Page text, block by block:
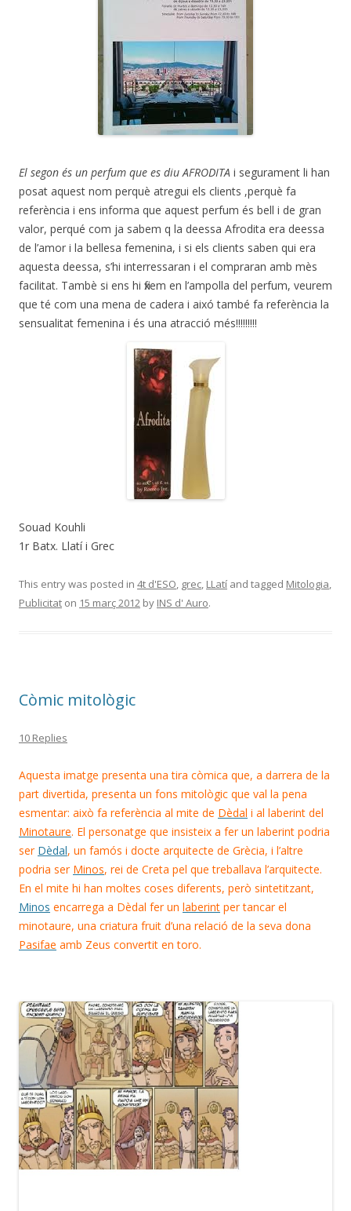
El segon és un perfum que es diuAFRODITA i segurament li han
posat aquest nom perquè atregui els clients ,perquè fa
referència i ens informa que aquest perfum és bell i de gran
valor, perqué com ja sabem q la deessa Afrodita era deessa
de l’amor i la bellesa femenina, i si els clients saben qui era
aquesta deessa, s’hi interressaran i el compraran amb mès
facilitat. Tambè si ens hi fixem en l’ampolla del perfum, veurem
que té com una mena de cadera i aixó també fa referència la
sensualitat femenina i és una atracció més!!!!!!!!!
Souad Kouhli
1r Batx. Llatí i Grec
This entry was posted in 4t d'ESO, grec, LLatí and tagged Mitologia,
Publicitat on 15 març 2012 by INS d' Auro.
Còmic mitològic
10 Replies
Aquesta imatge presenta una tira còmica que, a darrera de la
part divertida, presenta un fons mitològic que val la pena
esmentar: això fa referència al mite de Dèdal i al laberint del
Minotaure. El personatge que insisteix a fer un laberint podria
ser Dèdal, un famós i docte arquitecte de Grècia, i l’altre
podria ser Minos, rei de Creta pel que treballava l’arquitecte.
En el mite hi han moltes coses diferents, però sintetitzant,
Minos encarrega a Dèdal fer un laberint per tancar el
minotaure, una criatura fruit d’una relació de la seva dona
Pasifae amb Zeus convertit en toro.